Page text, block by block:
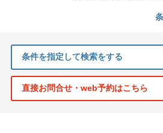
条件を指定して検索をする
直接お問合せ・web予約はこちら